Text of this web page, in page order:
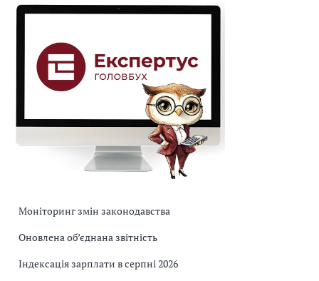
Моніторинг змін законодавства
Оновлена об’єднана звітність
Індексація зарплати в серпні 2026